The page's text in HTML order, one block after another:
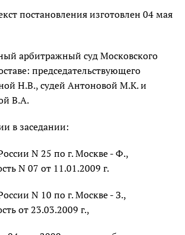
постановления изготовлен 04 мая
арбитражный суд Московского
председательствующего
Н.В., судей Антоновой М.К. и
В.А.
в заседании:
N 25 по г. Москве - Ф.,
N 07 от 11.01.2009 г.
N 10 по г. Москве - З.,
от 23.03.2009 г.,